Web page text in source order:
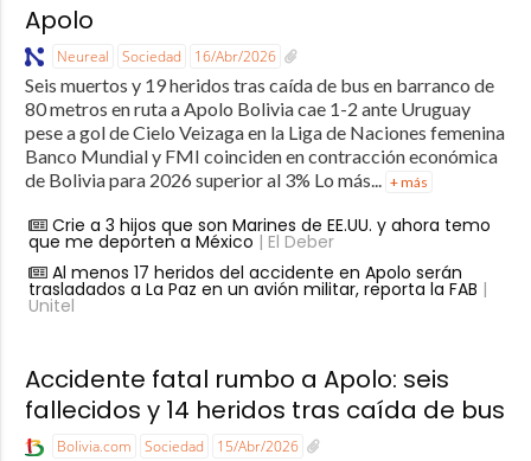
Apolo
Neureal Sociedad 16/Abr/2026
Seis muertos y 19 heridos tras caída de bus en barranco de
80 metros en ruta a Apolo Bolivia cae 1-2 ante Uruguay
pese a gol de Cielo Veizaga en la Liga de Naciones femenina
Banco Mundial y FMI coinciden en contracción económica
de Bolivia para 2026 superior al 3% Lo más... + más
Crie a 3 hijos que son Marines de EE.UU. y ahora temo
que me deporten a México | El Deber
Al menos 17 heridos del accidente en Apolo serán
trasladados a La Paz en un avión militar, reporta la FAB |
Unitel
Accidente fatal rumbo a Apolo: seis
fallecidos y 14 heridos tras caída de bus
Bolivia.com Sociedad 15/Abr/2026